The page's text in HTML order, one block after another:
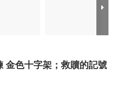
金色十字架；救贖的記號